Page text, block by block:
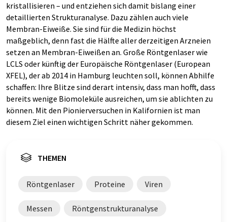
kristallisieren – und entziehen sich damit bislang einer
detaillierten Strukturanalyse. Dazu zählen auch viele
Membran-Eiweiße. Sie sind für die Medizin höchst
maßgeblich, denn fast die Hälfte aller derzeitigen Arzneien
setzen an Membran-Eiweißen an. Große Röntgenlaser wie
LCLS oder künftig der Europäische Röntgenlaser (European
XFEL), der ab 2014 in Hamburg leuchten soll, können Abhilfe
schaffen: Ihre Blitze sind derart intensiv, dass man hofft, dass
bereits wenige Biomoleküle ausreichen, um sie ablichten zu
können. Mit den Pionierversuchen in Kalifornien ist man
diesem Ziel einen wichtigen Schritt näher gekommen.
THEMEN
Röntgenlaser Proteine Viren
Messen Röntgenstrukturanalyse